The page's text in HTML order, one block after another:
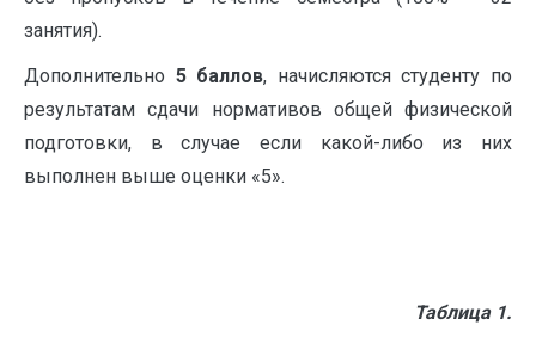
занятия).
Дополнительно 5 баллов, начисляются студенту по
результатам сдачи нормативов общей физической
подготовки, в случае если какой-либо из них
выполнен выше оценки «5».
Таблица 1.